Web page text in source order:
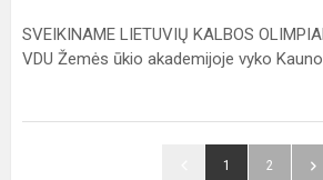
SVEIKINAME LIETUVIŲ KALBOS
VDU Žemės ūkio akademijoje vyko Kauno
1 2